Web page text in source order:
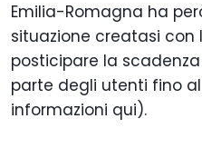
Emilia-Romagna ha
situazione creatasi con
posticipare la
parte degli utenti fino al
informazioni qui).